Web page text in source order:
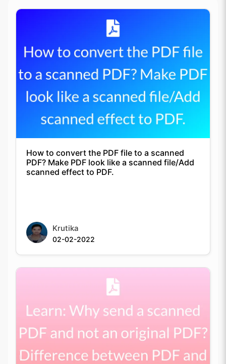
How to convert the PDF file to a scanned
PDF? Make PDF look like a scanned file/Add
scanned effect to PDF.
Krutika
02-02-2022